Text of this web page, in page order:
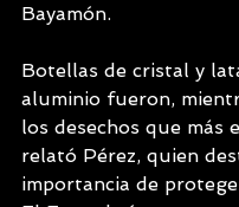
Bayamón.
Botellas de cristal y
aluminio fueron,
los desechos que más
relató Pérez, quien
importancia de